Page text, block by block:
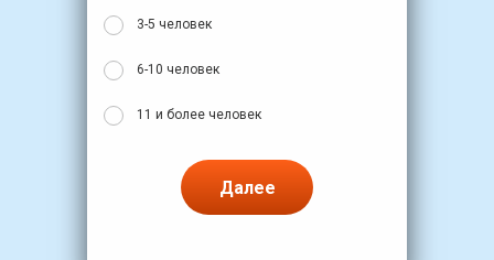
3-5 человек
6-10 человек
11 и более человек
Далее